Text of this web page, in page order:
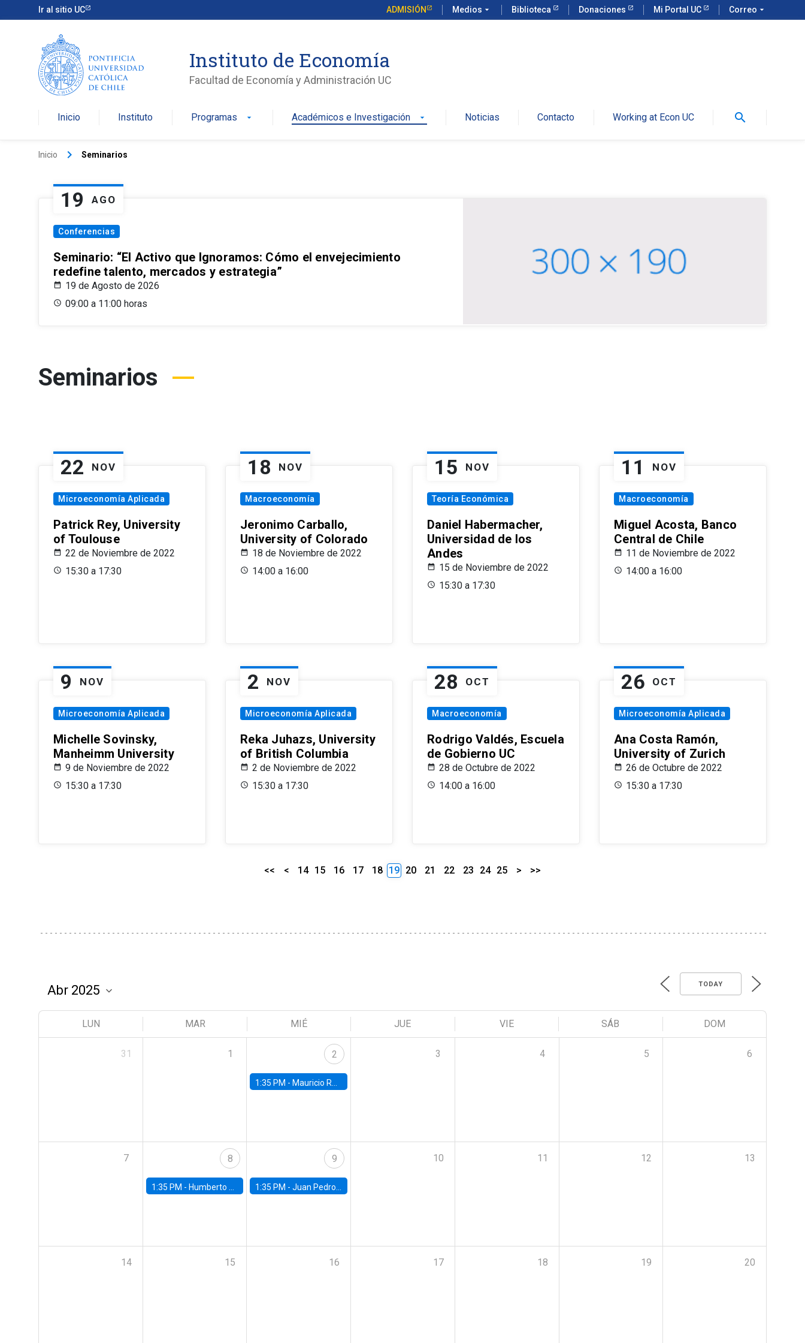
Ir al sitio UC ADMISIÓN Medios arrow_drop_down Biblioteca Donaciones Mi Portal UC Correo arrow_drop_down
Instituto de Economía
Facultad de Economía y Administración UC
Inicio Instituto Programas arrow_drop_down Académicos e Investigación arrow_drop_down Noticias Contacto Working at Econ UC search
Inicio keyboard_arrow_right Seminarios
19 AGO
Conferencias
Seminario: “El Activo que Ignoramos: Cómo el envejecimiento
redefine talento, mercados y estrategia”
19 de Agosto de 2026
09:00 a 11:00 horas
Seminarios
22 NOV
Microeconomía Aplicada
Patrick Rey, University
of Toulouse
22 de Noviembre de 2022
15:30 a 17:30
18 NOV
Macroeconomía
Jeronimo Carballo,
University of Colorado
18 de Noviembre de 2022
14:00 a 16:00
15 NOV
Teoría Económica
Daniel Habermacher,
Universidad de los
Andes
15 de Noviembre de 2022
15:30 a 17:30
11 NOV
Macroeconomía
Miguel Acosta, Banco
Central de Chile
11 de Noviembre de 2022
14:00 a 16:00
9 NOV
Microeconomía Aplicada
Michelle Sovinsky,
Manheimm University
9 de Noviembre de 2022
15:30 a 17:30
2 NOV
Microeconomía Aplicada
Reka Juhazs, University
of British Columbia
2 de Noviembre de 2022
15:30 a 17:30
28 OCT
Macroeconomía
Rodrigo Valdés, Escuela
de Gobierno UC
28 de Octubre de 2022
14:00 a 16:00
26 OCT
Microeconomía Aplicada
Ana Costa Ramón,
University of Zurich
26 de Octubre de 2022
15:30 a 17:30
<< < 14 15 16 17 18 19 20 21 22 23 24 25 > >>
TODAY
LUN MAR MIÉ JUE VIE SÁB DOM
31 1 2
1:35 PM - Mauricio Romero, ITAM
3 4 5 6
7 8
1:35 PM - Humberto Martínez, Universidad de Chile
9
1:35 PM -Juan Pedro Ronconi, Universidad de Los Andes
10 11 12 13
14 15 16 17 18 19 20